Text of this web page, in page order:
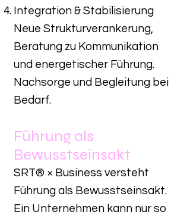
Integration & Stabilisierung
Neue Strukturverankerung,
Beratung zu Kommunikation
und energetischer Führung.
Nachsorge und Begleitung bei
Bedarf.
Führung als
Bewusstseinsakt
SRT® × Business versteht
Führung als Bewusstseinsakt.
Ein Unternehmen kann nur so